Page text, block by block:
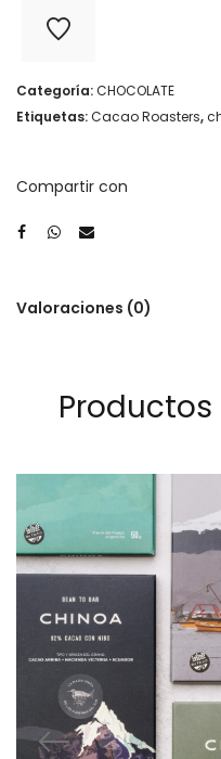
Categoría:CHOCOLATE
Etiquetas:Cacao Roasters,
Compartir con
Valoraciones (0)